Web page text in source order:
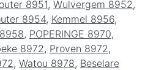
8951, Wulvergem 8952 ,
8954, Kemmel 8956,
, POPERINGE 8970,
8972 , Proven 8972 ,
, Watou 8978, Beselare